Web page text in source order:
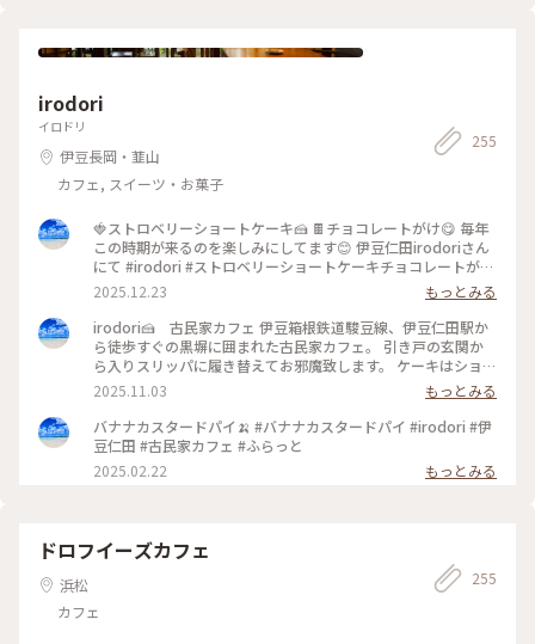
う時は、テラス席で頂きたいと思います🍀( ¨̮ ) #ことりっぷ静
irodori
イロドリ
伊豆長岡・韮山
カフェ, スイーツ・お菓子
255
🍓ストロベリーショートケーキ🍰 🍫チョコレートがけ😋 毎年
この時期が来るのを楽しみにしてます😊 伊豆仁田irodoriさん
にて #irodori #ストロベリーショートケーキチョコレートがけ
#ストロベリーショートケーキ #伊豆仁田 #スィーツ #jun_flat
2025.12.23
もっとみる
irodori🍰 古民家カフェ 伊豆箱根鉄道駿豆線、伊豆仁田駅か
ら徒歩すぐの黒塀に囲まれた古民家カフェ。 引き戸の玄関か
ら入りスリッパに履き替えてお邪魔致します。 ケーキはショー
ウインドーから選べます 僕が開店時間10時行くのは、食べた
いケーキが手作りのため売り切れる事も多いので。 #irodori #
伊豆仁田駅 #伊豆箱根鉄道 #古民家カフェ #スィーツ #jun_flat
2025.11.03
もっとみる
バナナカスタードパイ🍌 #バナナカスタードパイ #irodori #伊
豆仁田 #古民家カフェ #ふらっと
2025.02.22
もっとみる
ドロフイーズカフェ
浜松
カフェ
255